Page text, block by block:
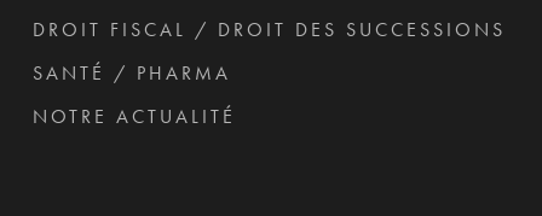
DROIT FISCAL / DROIT DES SUCCESSIONS
SANTÉ / PHARMA
NOTRE ACTUALITÉ